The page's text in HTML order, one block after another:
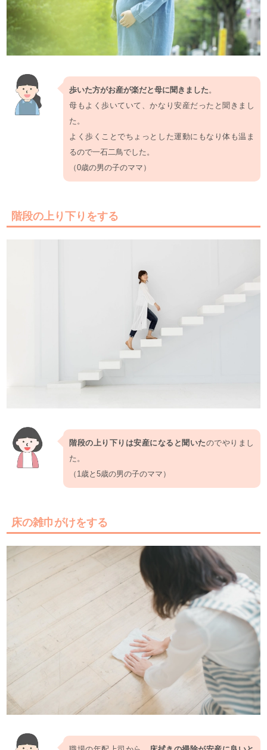
歩いた方がお産が楽だと母に聞きました 。
母もよく歩いていて、かなり安産だったと聞きまし
た。
よく歩くことでちょっとした運動にもなり体も温ま
るので一石二鳥でした。
（0歳の男の子のママ）
階段の上り下りをする
階段の上り下りは安産になると聞いたのでやりまし
た。
（1歳と5歳の男の子のママ）
床の雑巾がけをする